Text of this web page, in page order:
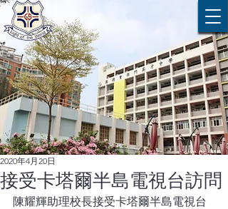
接受卡塔爾半島電視台訪問
2020年4月20日
陳耀輝助理校長接受卡塔爾半島電視台